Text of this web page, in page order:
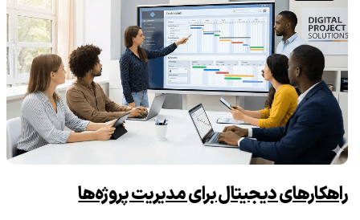
راهکارهای دیجیتال برای مدیریت پروژه‌ها